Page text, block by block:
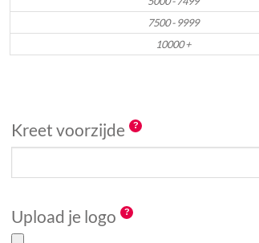
7500 - 9999
10000 +
Kreet voorzijde
Upload je logo